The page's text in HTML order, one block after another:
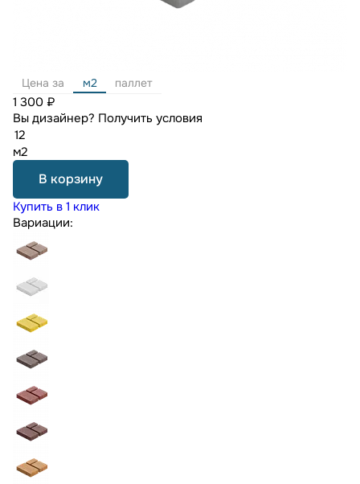
Цена за м2 паллет
1 300 ₽
Вы дизайнер? Получить условия
м2
В корзину
Купить в 1 клик
Вариации: